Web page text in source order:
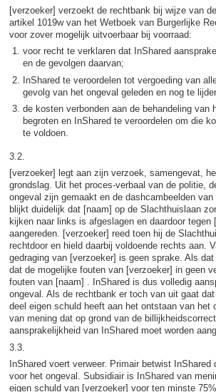
[verzoeker] verzoekt de rechtbank bij wijze van
artikel 1019w van het Wetboek van Burgerlijke
voor zover mogelijk uitvoerbaar bij voorraad:
voor recht te verklaren dat InShared
en de gevolgen daarvan;
InShared te veroordelen tot vergoeding van
gevolg van het ongeval geleden en nog te
de kosten verbonden aan de behandeling van
begroten en InShared te veroordelen om die
te voldoen.
3.2.
[verzoeker] legt aan zijn verzoek, samengevat,
grondslag. Uit het proces-verbaal van de politie,
ongeval zijn gemaakt en de dashcambeelden
blijkt duidelijk dat [naam] op de Slachthuislaan
kijken naar links is afgeslagen en daardoor tegen
aangereden. [verzoeker] reed toen hij de
rechtdoor en hield daarbij voldoende rechts aan.
gedraging van [verzoeker] is geen sprake. Als
dat de mogelijke fouten van [verzoeker] in geen
fouten van [naam] . InShared is dus volledig
ongeval. Als de rechtbank er toch van uit gaat
deel eigen schuld heeft aan het ontstaan van het
van mening dat op grond van de
aansprakelijkheid van InShared moet worden
3.3.
InShared voert verweer. Primair betwist
voor het ongeval. Subsidiair is InShared van
eigen schuld van [verzoeker] voor ten minste